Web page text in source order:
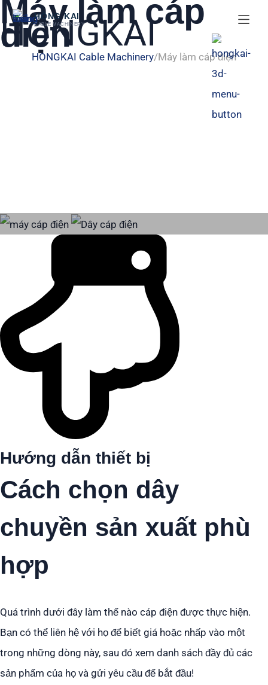
跳
至
内
HỒNG KAI
CABLE MACHINERY
Máy làm cáp
điện
HONGKAI Cable Machinery Máy làm cáp điện
Hướng dẫn thiết bị
Cách chọn dây
chuyền sản xuất phù
hợp
Quá trình dưới đây làm thế nào cáp điện được thực hiện.
Bạn có thể liên hệ với họ để biết giá hoặc nhấp vào một
trong những dòng này, sau đó xem danh sách đầy đủ các
sản phẩm của họ và gửi yêu cầu để bắt đầu!